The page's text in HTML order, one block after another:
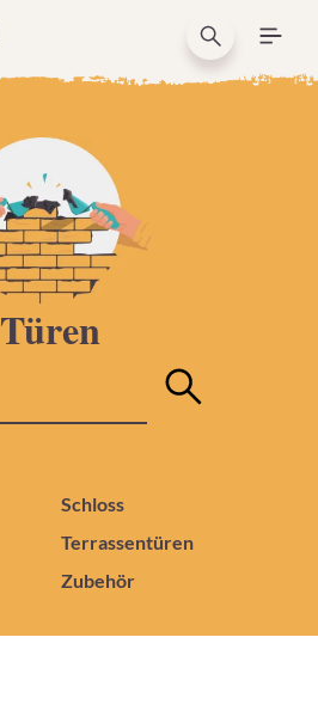
Türen
Schloss
Terrassentüren
Zubehör